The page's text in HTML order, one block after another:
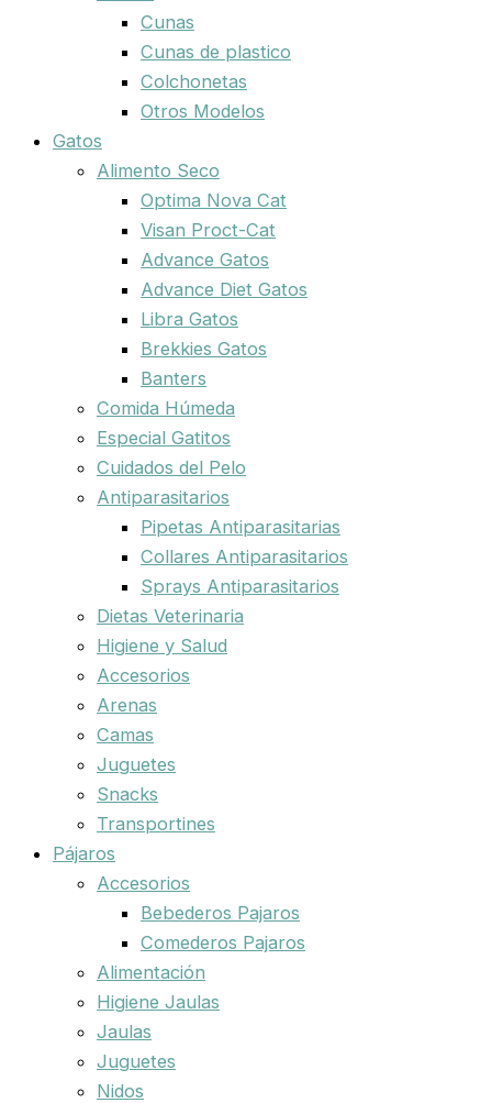
Cunas
Cunas de plastico
Colchonetas
Otros Modelos
Gatos
Alimento Seco
Optima Nova Cat
Visan Proct-Cat
Advance Gatos
Advance Diet Gatos
Libra Gatos
Brekkies Gatos
Banters
Comida Húmeda
Especial Gatitos
Cuidados del Pelo
Antiparasitarios
Pipetas Antiparasitarias
Collares Antiparasitarios
Sprays Antiparasitarios
Dietas Veterinaria
Higiene y Salud
Accesorios
Arenas
Camas
Juguetes
Snacks
Transportines
Pájaros
Accesorios
Bebederos Pajaros
Comederos Pajaros
Alimentación
Higiene Jaulas
Jaulas
Juguetes
Nidos